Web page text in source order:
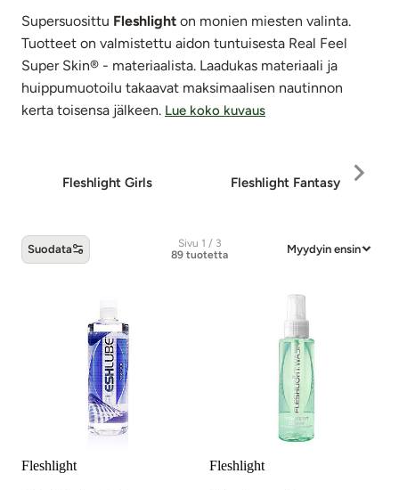
Supersuosittu Fleshlight on monien miesten valinta.
Tuotteet on valmistettu aidon tuntuisesta Real Feel
Super Skin® - materiaalista. Laadukas materiaali ja
huippumuotoilu takaavat maksimaalisen nautinnon
kerta toisensa jälkeen. Lue koko kuvaus
Fleshlight Girls Fleshlight Fantasy
Suodata
Sivu 1 / 3
89 tuotetta
Myydyin ensin
Fleshlight Fleshlight